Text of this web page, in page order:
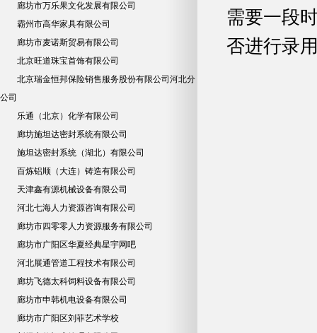
需要一段
否进行录
廊坊市万乐果文化发展有限公司
霸州市高华家具有限公司
廊坊市麦诺斯贸易有限公司
北京旺道珠宝首饰有限公司
北京瑞金恒邦保险销售服务股份有限公司河北分
公司
乐通（北京）化学有限公司
廊坊施坦达密封系统有限公司
施坦达密封系统（湖北）有限公司
百炼铝顺（大连）铸造有限公司
天津鑫有源机械设备有限公司
河北七海人力资源咨询有限公司
廊坊市四零零人力资源服务有限公司
廊坊市广阳区华夏经典星宇网吧
河北展通管道工程技术有限公司
廊坊飞德太科饲料设备有限公司
廊坊市申韩机电设备有限公司
廊坊市广阳区刘菲艺术学校